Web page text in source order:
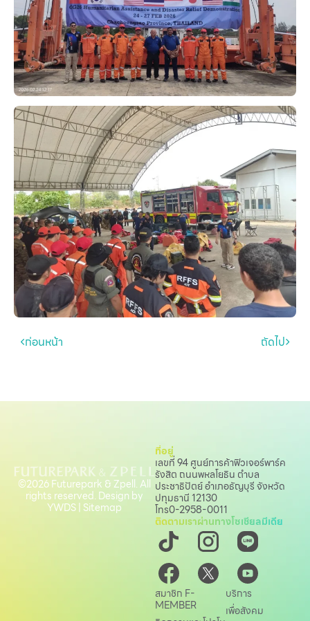
บริการ
เพื่อสังคม
ฟิวเจอร์ซิตี้
IR
เกี่ยวกับเรา
ผู้เช่าพื้นที่
ร่วมงานกับเรา
ตำแหน่งงาน
สมัครงาน
สิทธิประโยชน์ที่ฟิวเจอร์พาร์ค
ก่อนหน้า ถัดไป
ที่อยู่
เลขที่ 94 ศูนย์การค้าฟิวเจอร์พาร์ค
รังสิต ถนนพหลโยธิน ตำบล
ประชาธิปัตย์ อำเภอธัญบุรี จังหวัด
ปทุมธานี 12130
โทร0-2958-0011
ติดตามเราผ่านทางโซเชียลมีเดีย
สมาชิก F-
MEMBER
บริการ
เพื่อสังคม
©2026 Futurepark & Zpell. All
rights reserved. Design by
YWDS| Sitemap